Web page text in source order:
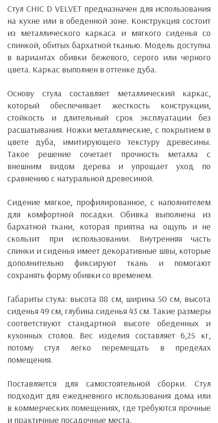
Стул CHIC D VELVET предназначен для использования
на кухне или в обеденной зоне. Конструкция состоит
из металлического каркаса и мягкого сиденья со
спинкой, обитых бархатной тканью. Модель доступна
в вариантах обивки бежевого, серого или черного
цвета. Каркас выполнен в оттенке дуба.
Основу стула составляет металлический каркас,
который обеспечивает жесткость конструкции,
стойкость и длительный срок эксплуатации без
расшатывания. Ножки металлические, с покрытием в
цвете дуба, имитирующего текстуру древесины.
Такое решение сочетает прочность металла с
внешним видом дерева и упрощает уход по
сравнению с натуральной древесиной.
Сидение мягкое, профилированное, с наполнителем
для комфортной посадки. Обивка выполнена из
бархатной ткани, которая приятна на ощупь и не
скользит при использовании. Внутренняя часть
спинки и сиденья имеет декоративные швы, которые
дополнительно фиксируют ткань и помогают
сохранять форму обивки со временем.
Габариты стула: высота 88 см, ширина 50 см, высота
сиденья 49 см, глубина сиденья 43 см. Такие размеры
соответствуют стандартной высоте обеденных и
кухонных столов. Вес изделия составляет 6,25 кг,
потому стул легко перемещать в пределах
помещения.
Поставляется для самостоятельной сборки. Стул
подходит для ежедневного использования дома или
в коммерческих помещениях, где требуются прочные
и практичные посадочные места.